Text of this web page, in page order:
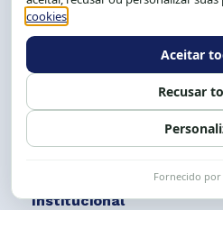
Tel.: (71) 2104-5457, Cel.:
Expediente: 8h às
Siga nossas redes
Institucional